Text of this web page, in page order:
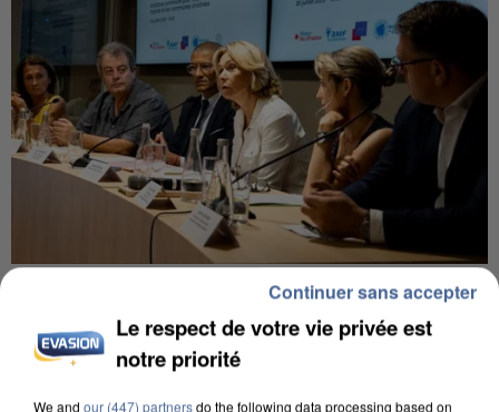
INCENDIES : L’ÎLE-DE-FRANCE LANCE UN ÉLAN
Le respect de votre vie privée est
notre priorité
We and our (447) partnersdo the following data processing based on
Continuer sans accepter